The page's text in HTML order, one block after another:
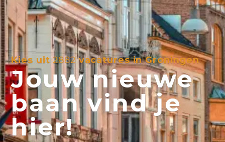
Kies uit2882vacatures in Groningen
Jouw nieuwe
baan vind je
hier!